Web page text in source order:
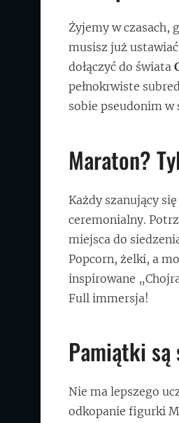
Żyjemy w czasach,
musisz już
dołączyć do świata
pełnokrwiste
sobie pseudonim w
Maraton?
Każdy szanujący
ceremonialny.
miejsca do
Popcorn, żelki, a
inspirowane
Full immersja!
Pamiątki są
Nie ma lepszego
odkopanie figurki